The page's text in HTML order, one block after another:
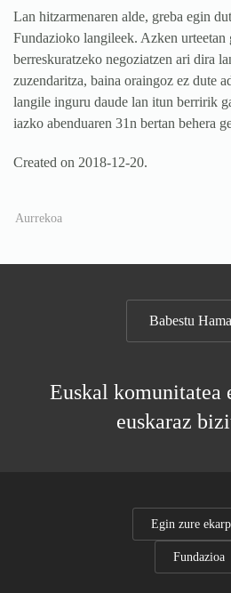
Lan hitzarmenaren alde, greba egin
Fundazioko langileek. Azken urteetan
berreskuratzeko negoziatzen ari dira
zuzendaritza, baina oraingoz ez dute
langile inguru daude lan itun berririk
iazko abenduaren 31n bertan behera
Created on 2018-12-20.
Aurrekoa
Babestu
Euskal komunitatea
euskaraz
Egin zure
Fundazioa